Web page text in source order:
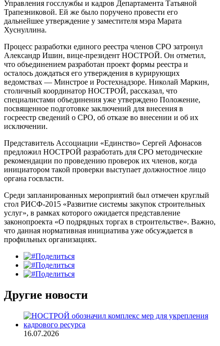
Управления госслужбы и кадров Департамента Татьяной
Трапезниковой. Ей же было поручено провести его
дальнейшее утверждение у заместителя мэра Марата
Хуснуллина.
Процесс разработки единого реестра членов СРО затронул
Александр Ишин, вице-президент НОСТРОЙ. Он отметил,
что объединением разработан проект формы реестра и
осталось дождаться его утверждения в курирующих
ведомствах — Минстрое и Ростехнадзоре. Николай Маркин,
столичный координатор НОСТРОЙ, рассказал, что
специалистами объединения уже утверждено Положение,
посвященное подготовке заключений для внесения в
госреестр сведений о СРО, об отказе во внесении и об их
исключении.
Представитель Ассоциации «Единство» Сергей Афонасов
предложил НОСТРОЙ разработать для СРО методические
рекомендации по проведению проверок их членов, когда
инициатором такой проверки выступает должностное лицо
органа госвласти.
Среди запланированных мероприятий был отмечен круглый
стол РИСФ-2015 «Развитие системы закупок строительных
услуг», в рамках которого ожидается представление
законопроекта «О подрядных торгах в строительстве». Важно,
что данная нормативная инициатива уже обсуждается в
профильных организациях.
Поделиться
Поделиться
Поделиться
Другие новости
16.07.2026